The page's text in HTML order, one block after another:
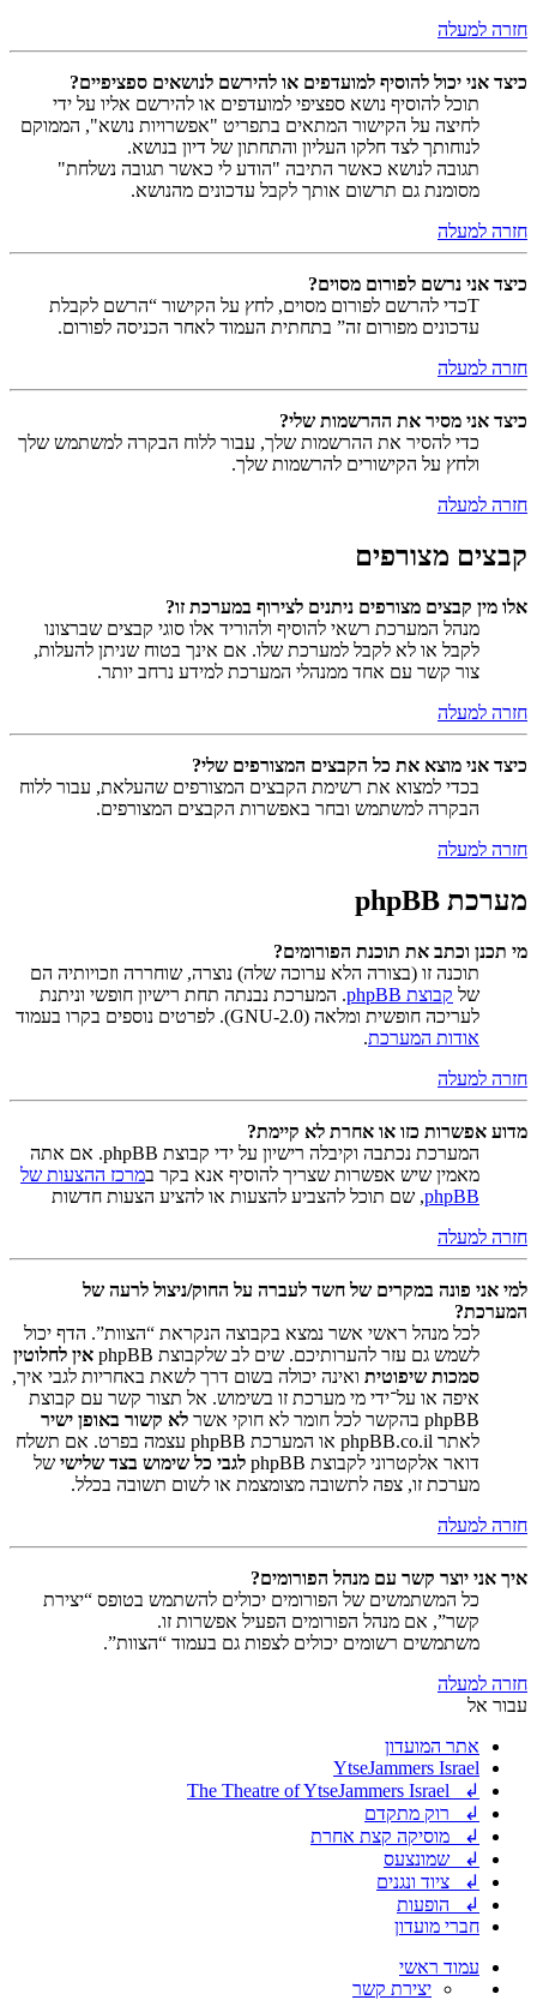
חזרה למעלה
כיצד אני יכול להוסיף למועדפים או להירשם לנושאים ספציפיים?
תוכל להוסיף נושא ספציפי למועדפים או להירשם אליו על ידי
לחיצה על הקישור המתאים בתפריט "אפשרויות נושא", הממוקם
לנוחותך לצד חלקו העליון והתחתון של דיון בנושא.
תגובה לנושא כאשר התיבה "הודע לי כאשר תגובה נשלחת"
מסומנת גם תרשום אותך לקבל עדכונים מהנושא.
חזרה למעלה
כיצד אני נרשם לפורום מסוים?
Tכדי להרשם לפורום מסוים, לחץ על הקישור “הרשם לקבלת
עדכונים מפורום זה” בתחתית העמוד לאחר הכניסה לפורום.
חזרה למעלה
כיצד אני מסיר את ההרשמות שלי?
כדי להסיר את ההרשמות שלך, עבור ללוח הבקרה למשתמש שלך
ולחץ על הקישורים להרשמות שלך.
חזרה למעלה
קבצים מצורפים
אלו מין קבצים מצורפים ניתנים לצירוף במערכת זו?
מנהל המערכת רשאי להוסיף ולהוריד אלו סוגי קבצים שברצונו
לקבל או לא לקבל למערכת שלו. אם אינך בטוח שניתן להעלות,
צור קשר עם אחד ממנהלי המערכת למידע נרחב יותר.
חזרה למעלה
כיצד אני מוצא את כל הקבצים המצורפים שלי?
בכדי למצוא את רשימת הקבצים המצורפים שהעלאת, עבור ללוח
הבקרה למשתמש ובחר באפשרות הקבצים המצורפים.
חזרה למעלה
מערכת phpBB
מי תכנן וכתב את תוכנת הפורומים?
תוכנה זו (בצורה הלא ערוכה שלה) נוצרה, שוחררה וזכויותיה הם
של קבוצת phpBB
. המערכת נבנתה תחת רישיון חופשי וניתנת
לעריכה חופשית ומלאה (GNU-2.0). לפרטים נוספים בקרו בעמוד
אודות המערכת.
חזרה למעלה
מדוע אפשרות כזו או אחרת לא קיימת?
המערכת נכתבה וקיבלה רישיון על ידי קבוצת phpBB. אם אתה
מאמין שיש אפשרות שצריך להוסיף אנא בקר במרכז ההצעות של
phpBB, שם תוכל להצביע להצעות או להציע הצעות חדשות
חזרה למעלה
למי אני פונה במקרים של חשד לעברה על החוק/ניצול לרעה של
המערכת?
לכל מנהל ראשי אשר נמצא בקבוצה הנקראת “הצוות”. הדף יכול
לשמש גם עזר להערותיכם. שים לב שלקבוצת phpBB
אין לחלוטין
סמכות שיפוטית ואינה יכולה בשום דרך לשאת באחריות לגבי איך,
איפה או על־ידי מי מערכת זו בשימוש. אל תצור קשר עם קבוצת
phpBB בהקשר לכל חומר לא חוקי אשר
לא קשור באופן ישיר
לאתר phpBB.co.il או המערכת phpBB עצמה בפרט. אם תשלח
דואר אלקטרוני לקבוצת phpBB
לגבי כל שימוש בצד שלישי של
מערכת זו, צפה לתשובה מצומצמת או לשום תשובה בכלל.
חזרה למעלה
איך אני יוצר קשר עם מנהל הפורומים?
כל המשתמשים של הפורומים יכולים להשתמש בטופס “יצירת
קשר”, אם מנהל הפורומים הפעיל אפשרות זו.
משתמשים רשומים יכולים לצפות גם בעמוד “הצוות”.
חזרה למעלה
עבור אל
אתר המועדון
YtseJammers Israel
↲ The Theatre of YtseJammers Israel
↲ רוק מתקדם
↲ מוסיקה קצת אחרת
↲ שמונצעס
↲ ציוד ונגנים
↲ הופעות
חברי מועדון
עמוד ראשי
יצירת קשר